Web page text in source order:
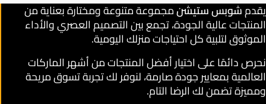
يقدمشوبس ستيشنمجموعة متنوعة ومختارة بعناية من
المنتجات عالية الجودة، تجمع بين التصميم العصري والأداء
الموثوق لتلبية كل احتياجات منزلك اليومية.
نحرص دائمًا على اختيار أفضل المنتجات من أشهر الماركات
العالمية بمعايير جودة صارمة، لنوفر لك تجربة تسوق مريحة
ومميزة تضمن لك الرضا التام.